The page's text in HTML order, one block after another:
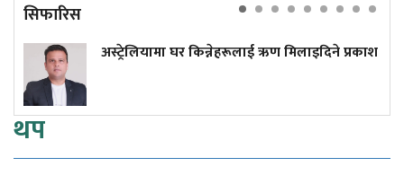
सिफारिस
अस्ट्रेलियामा घर किन्नेहरूलाई ऋण मिलाइदिने प्रकाश
थप